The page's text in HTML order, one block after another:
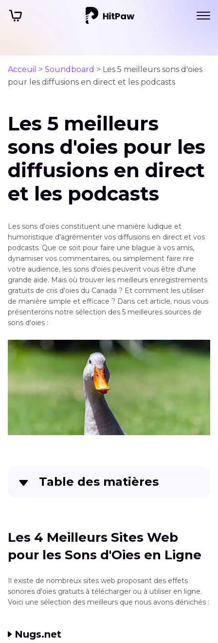
Acceuil > Soundboard > Les 5 meilleurs sons d'oies
pour les diffusions en direct et les podcasts
Les 5 meilleurs
sons d'oies pour les
diffusions en direct
et les podcasts
Les sons d'oies constituent une manière ludique et
humoristique d'agrémenter vos diffusions en direct et vos
podcasts. Que ce soit pour faire une blague à vos amis,
dynamiser vos commentaires, ou simplement faire rire
votre audience, les sons d'oies peuvent vous être d'une
grande aide. Mais où trouver les meilleurs enregistrements
gratuits de cris d'oies du Canada ? Et comment les utiliser
de manière simple et efficace ? Dans cet article, nous vous
présenterons notre sélection des 5 meilleures sources de
sons d'oies :
Table des matières
Le meilleur logiciel multifonctionnel bien plus
que le son d'oie
Conclusion
Les 4 Meilleurs Sites Web
pour les Sons d'Oies en Ligne
Il existe de nombreux sites web proposant des effets
sonores d'oies gratuits à télécharger ou à utiliser en ligne.
Voici une sélection des meilleurs que nous avons dénichés :
Nugs.net